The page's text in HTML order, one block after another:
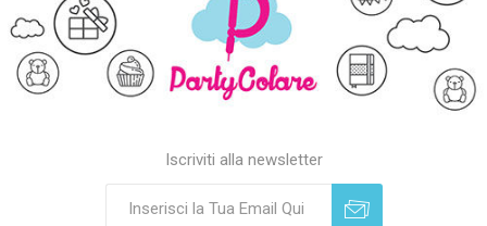
Iscriviti alla newsletter